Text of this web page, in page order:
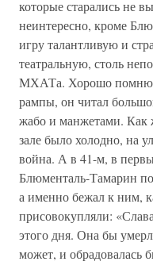
которые старались не
неинтересно, кроме
игру талантливую и
театральную, столь
МХАТа. Хорошо помню,
рампы, он читал
жабо и манжетами. Как
зале было холодно, на
война. А в 41-м, в
Блюменталь-Тамарин
а именно бежал к ним,
присовокупляли:
этого дня. Она бы
может, и обрадовалась